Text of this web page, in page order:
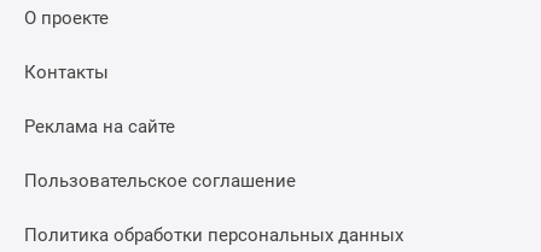
#траншевая
#рассрочка
ипотека
Квартиры
скидками
О проекте
Контакты
Реклама на сайте
Пользовательское соглашение
Политика обработки персональных данных